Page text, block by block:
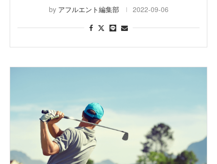
by アフルエント編集部 2022-09-06